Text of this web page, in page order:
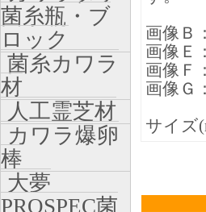
画像Ｂ
画像Ｅ
画像Ｆ
画像Ｇ
サイズ
菌糸瓶・ブ
ロック
菌糸カワラ
材
人工霊芝材
カワラ爆卵
棒
大夢
PROSPEC菌